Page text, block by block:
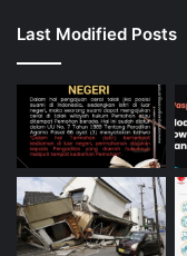
Last Modified Posts